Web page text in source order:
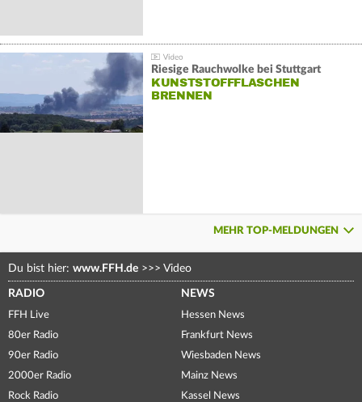
Riesige Rauchwolke bei Stuttgart
KUNSTSTOFFFLASCHEN
BRENNEN
MEHR TOP-MELDUNGEN
Du bist hier: www.FFH.de >>> Video
RADIO
FFH Live
80er Radio
90er Radio
2000er Radio
Rock Radio
NEWS
Hessen News
Frankfurt News
Wiesbaden News
Mainz News
Kassel News